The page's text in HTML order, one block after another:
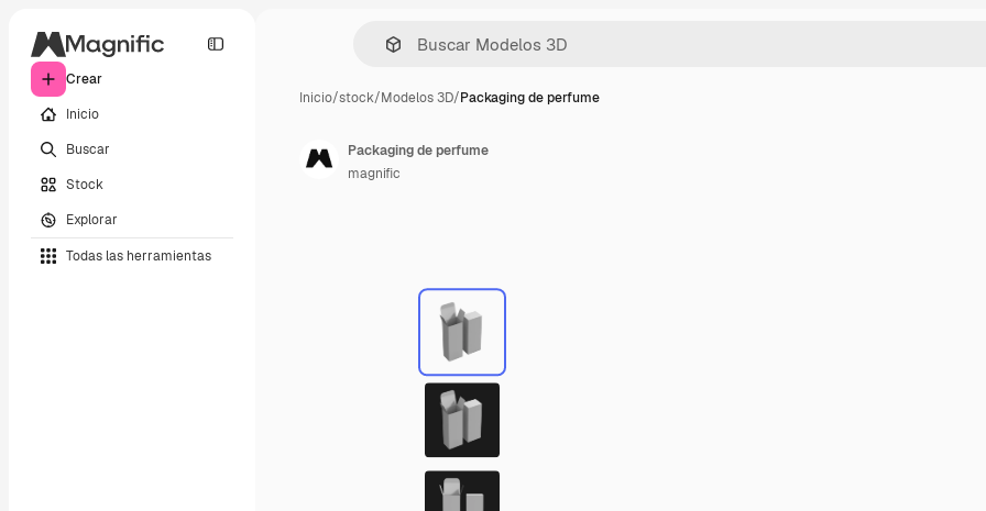
Crear
Inicio
Buscar
Stock
Explorar
Todas las herramientas
Inicio/stock/Modelos 3D/Packaging de perfume
Packaging de perfume
magnific